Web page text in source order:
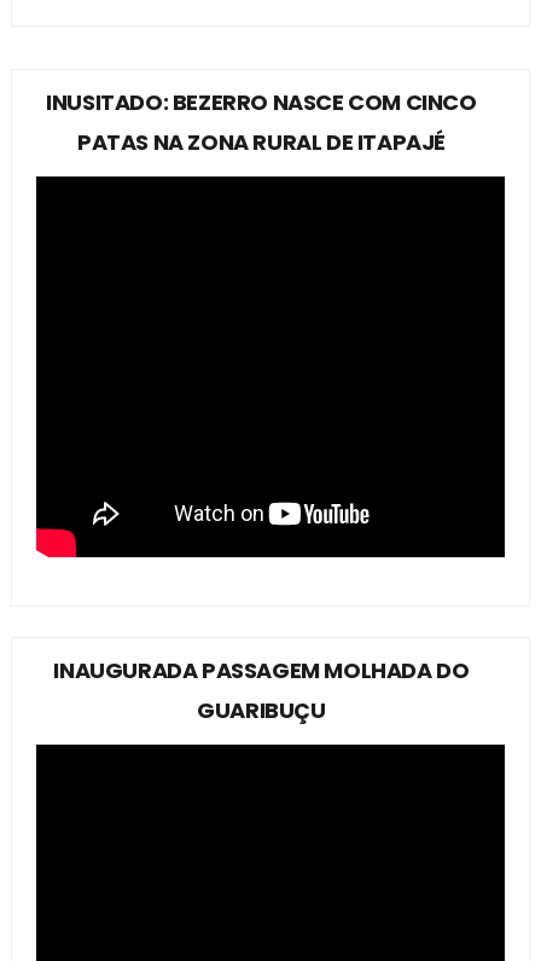
INUSITADO: BEZERRO NASCE COM CINCO
PATAS NA ZONA RURAL DE ITAPAJÉ
INAUGURADA PASSAGEM MOLHADA DO
GUARIBUÇU